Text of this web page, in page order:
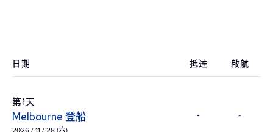
日期 抵達 啟航
第1天
Melbourne 登船 - -